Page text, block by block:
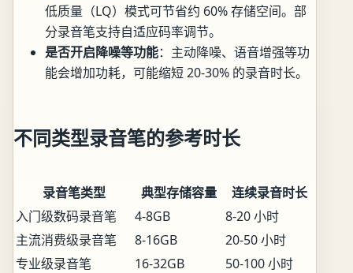
低质量（LQ）模式可节省约 60% 存储空间。部
分录音笔支持自适应码率调节。
是否开启降噪等功能：主动降噪、语音增强等功
能会增加功耗，可能缩短 20-30% 的录音时长。
不同类型录音笔的参考时长
录音笔类型 典型存储容量
连续录音时长
入门级数码录音笔
4-8GB
8-20 小时
主流消费级录音笔
8-16GB
20-50 小时
专业级录音笔
16-32GB
50-100 小时